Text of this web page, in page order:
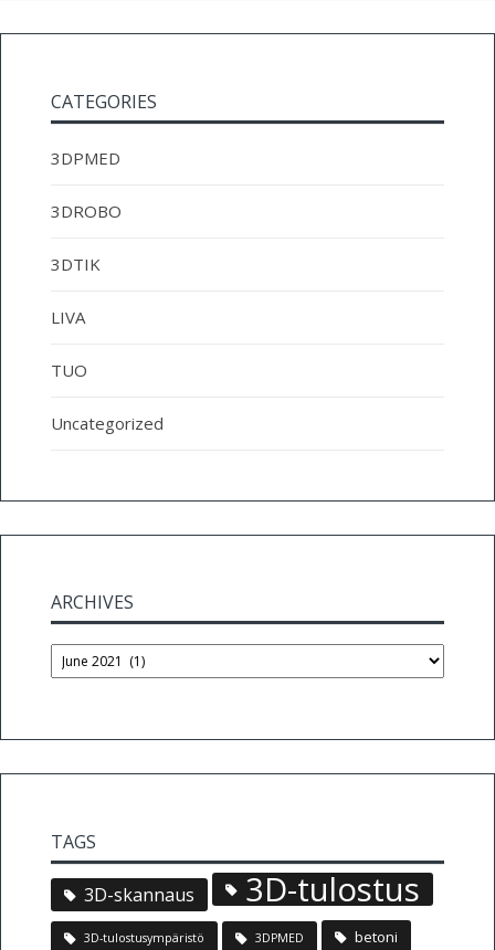
CATEGORIES
3DPMED
3DROBO
3DTIK
LIVA
TUO
Uncategorized
ARCHIVES
Archives
TAGS
3D-skannaus 3D-tulostus
3D-tulostusympäristö 3DPMED betoni